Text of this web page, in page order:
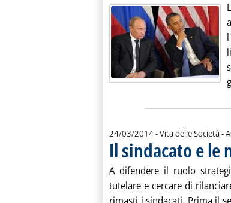
24/03/2014- Vita delle Società -
Il sindacato e le
A difendere il ruolo
tutelare e cercare di